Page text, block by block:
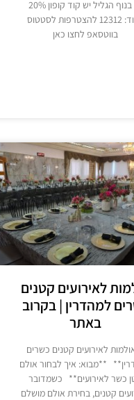
קוד: 12312 להצטרפות לסטטוס
בווטסאפ לחצו כאן
לאירועים קטנים
למהדרין | בקרוב
באתר
לאירועים קטנים כשרים
**מבוא: איך לבחור אולם
כשר לאירועים** כשמדובר
קטנים, בחירת אולם מושלם